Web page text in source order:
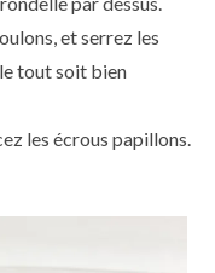
et serrez les
tout soit bien
les écrous papillons.